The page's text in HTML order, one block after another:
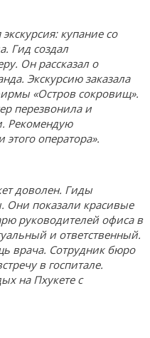
купание со
Гид создал
Он рассказал о
Экскурсию заказала
«Остров сокровищ».
перезвонила и
Рекомендую
этого оператора».
доволен. Гиды
Они показали красивые
руководителей офиса в
и ответственный.
врача. Сотрудник бюро
в госпитале.
на Пхукете с